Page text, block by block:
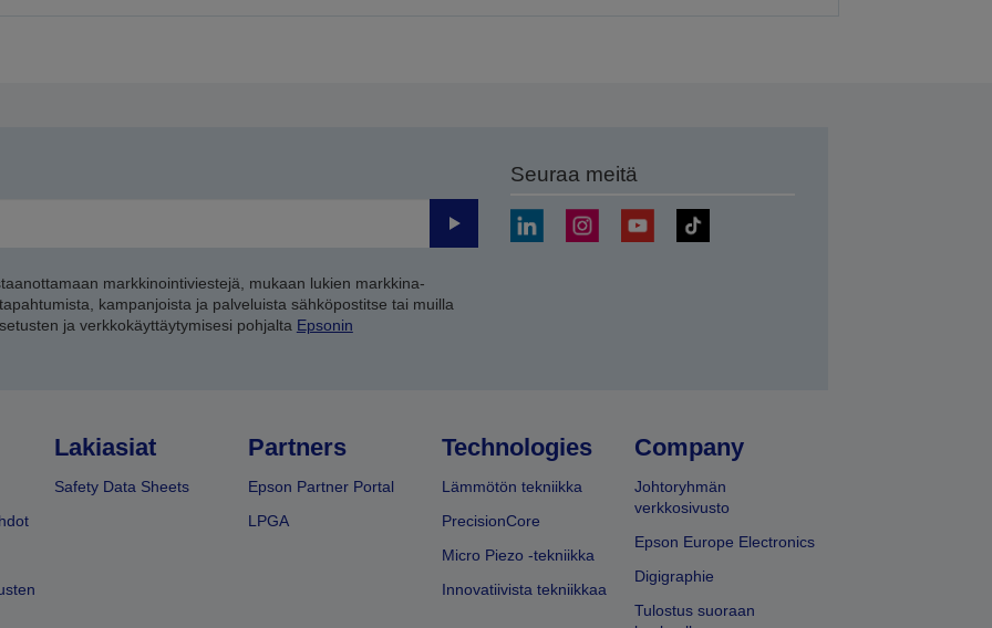
Lähetä
markkinointiviestejä, mukaan lukien markkina-
kampanjoista ja palveluista sähköpostitse tai muilla
ja verkkokäyttäytymisesi pohjalta Epsonin
Seuraa meitä
Lakiasiat
Safety Data Sheets
Partners
Epson Partner Portal
LPGA
Technologies
Lämmötön tekniikka
PrecisionCore
Micro Piezo -tekniikka
Innovatiivista tekniikkaa
Company
Johtoryhmän
verkkosivusto
Epson Europe Electronics
Digigraphie
Tulostus suoraan